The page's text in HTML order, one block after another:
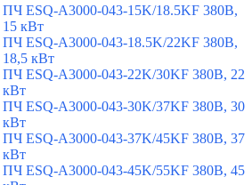
ПЧ ESQ-A3000-043-15K/18.5KF 380В,
15 кВт
ПЧ ESQ-A3000-043-18.5K/22KF 380В,
18,5 кВт
ПЧ ESQ-A3000-043-22K/30KF 380В, 22
кВт
ПЧ ESQ-A3000-043-30K/37KF 380В, 30
кВт
ПЧ ESQ-A3000-043-37K/45KF 380В, 37
кВт
ПЧ ESQ-A3000-043-45K/55KF 380В, 45